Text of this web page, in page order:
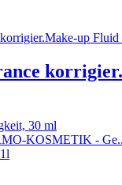
30 ml
KOSMETIK -